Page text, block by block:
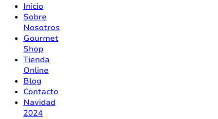
Inicio
Sobre
Nosotros
Gourmet
Shop
Tienda
Online
Blog
Contacto
Navidad
2024